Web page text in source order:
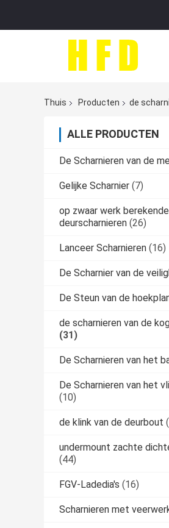
Thuis Producten de
ALLE PRODUCTEN
De Scharnieren van de
Gelijke Scharnier (7)
op zwaar werk berekende
deurscharnieren (26)
Lanceer Scharnieren (16)
De Scharnier van de
De Steun van de
de scharnieren van de
(31)
De Scharnieren van het
De Scharnieren van het
(10)
de klink van de deurbout
undermount zachte
(44)
FGV-Ladedia's (16)
Scharnieren met